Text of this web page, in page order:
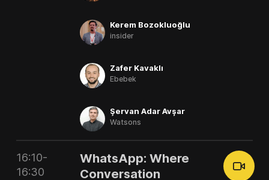
Kerem Bozokluoğlu
insider
Zafer Kavaklı
Ebebek
Şervan Adar Avşar
Watsons
16:10-
16:30
WhatsApp: Where
Conversation